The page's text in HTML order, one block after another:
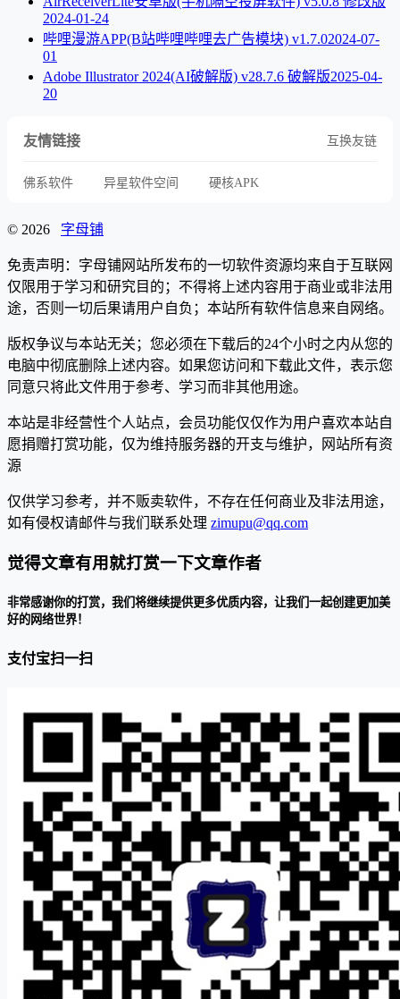
2024-01-24
哔哩漫游APP(B站哔哩哔哩去广告模块) v1.7.02024-07-
01
Adobe Illustrator 2024(AI破解版) v28.7.6 破解版2025-04-
20
友情链接 互换友链
佛系软件 异星软件空间 硬核APK
© 2026 字母铺
免责声明：字母铺网站所发布的一切软件资源均来自于互联网
仅限用于学习和研究目的；不得将上述内容用于商业或非法用
途，否则一切后果请用户自负；本站所有软件信息来自网络。
版权争议与本站无关；您必须在下载后的24个小时之内从您的
电脑中彻底删除上述内容。如果您访问和下载此文件，表示您
同意只将此文件用于参考、学习而非其他用途。
本站是非经营性个人站点，会员功能仅仅作为用户喜欢本站自
愿捐赠打赏功能，仅为维持服务器的开支与维护，网站所有资
源
仅供学习参考，并不贩卖软件，不存在任何商业及非法用途，
如有侵权请邮件与我们联系处理 zimupu@qq.com
觉得文章有用就打赏一下文章作者
非常感谢你的打赏，我们将继续提供更多优质内容，让我们一起创建更加美
好的网络世界！
支付宝扫一扫